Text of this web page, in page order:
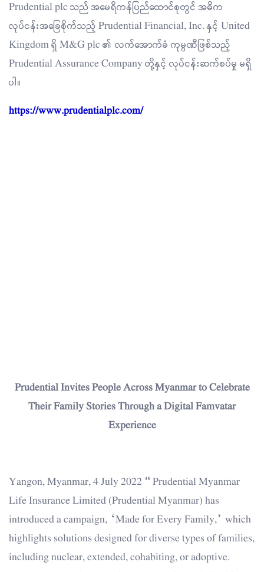
Prudential plc သည် အမေရိကန်ပြည်ထောင်စုတွင် အဓိက
လုပ်ငန်းအခြေစိုက်သည့် Prudential Financial, Inc. နှင့် United
Kingdom ရှိ M&G plc ၏ လက်အောက်ခံ ကုမ္ပဏီဖြစ်သည့်
Prudential Assurance Company တို့နှင့် လုပ်ငန်းဆက်စပ်မှု မရှိ
ပါ။
https://www.prudentialplc.com/
Prudential Invites People Across Myanmar to Celebrate
Their Family Stories Through a Digital Famvatar
Experience
Yangon, Myanmar, 4 July 2022 – Prudential Myanmar
Life Insurance Limited (Prudential Myanmar) has
introduced a campaign, “Made for Every Family,” which
highlights solutions designed for diverse types of families,
including nuclear, extended, cohabiting, or adoptive.